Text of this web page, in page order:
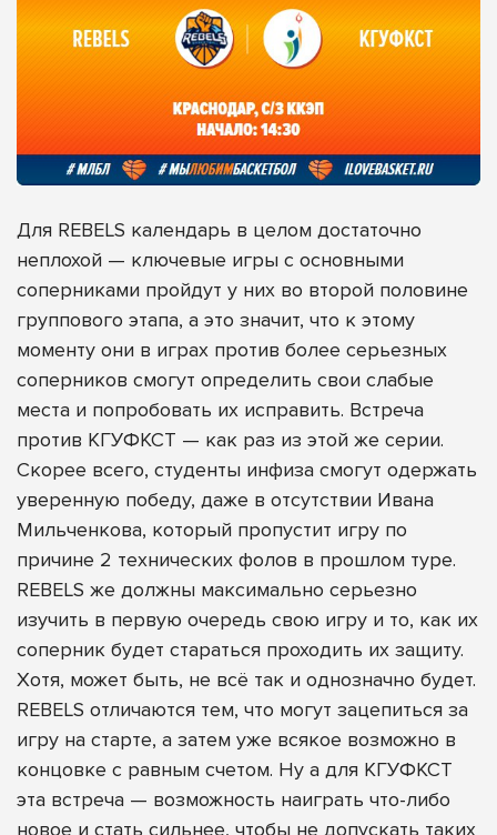
Для REBELS календарь в целом достаточно
неплохой — ключевые игры с основными
соперниками пройдут у них во второй половине
группового этапа, а это значит, что к этому
моменту они в играх против более серьезных
соперников смогут определить свои слабые
места и попробовать их исправить. Встреча
против КГУФКСТ — как раз из этой же серии.
Скорее всего, студенты инфиза смогут одержать
уверенную победу, даже в отсутствии Ивана
Мильченкова, который пропустит игру по
причине 2 технических фолов в прошлом туре.
REBELS же должны максимально серьезно
изучить в первую очередь свою игру и то, как их
соперник будет стараться проходить их защиту.
Хотя, может быть, не всё так и однозначно будет.
REBELS отличаются тем, что могут зацепиться за
игру на старте, а затем уже всякое возможно в
концовке с равным счетом. Ну а для КГУФКСТ
эта встреча — возможность наиграть что-либо
новое и стать сильнее, чтобы не допускать таких